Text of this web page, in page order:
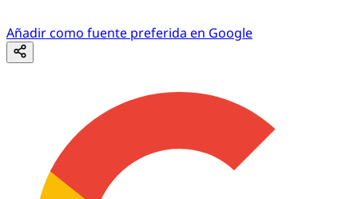
Añadir como fuente preferida en Google